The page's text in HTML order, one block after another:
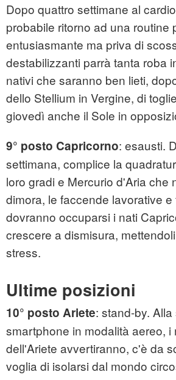
Dopo quattro settimane al
probabile ritorno ad una routine
entusiasmante ma priva di
destabilizzanti parrà tanta roba
nativi che saranno ben lieti,
dello Stellium in Vergine, di
giovedì anche il Sole in
9° posto Capricorno: esausti.
settimana, complice la
loro gradi e Mercurio d'Aria che
dimora, le faccende lavorative e
dovranno occuparsi i nati
crescere a dismisura,
stress.
Ultime posizioni
10° posto Ariete: stand-by.
smartphone in modalità aereo, i
dell'Ariete avvertiranno, c'è da
voglia di isolarsi dal mondo